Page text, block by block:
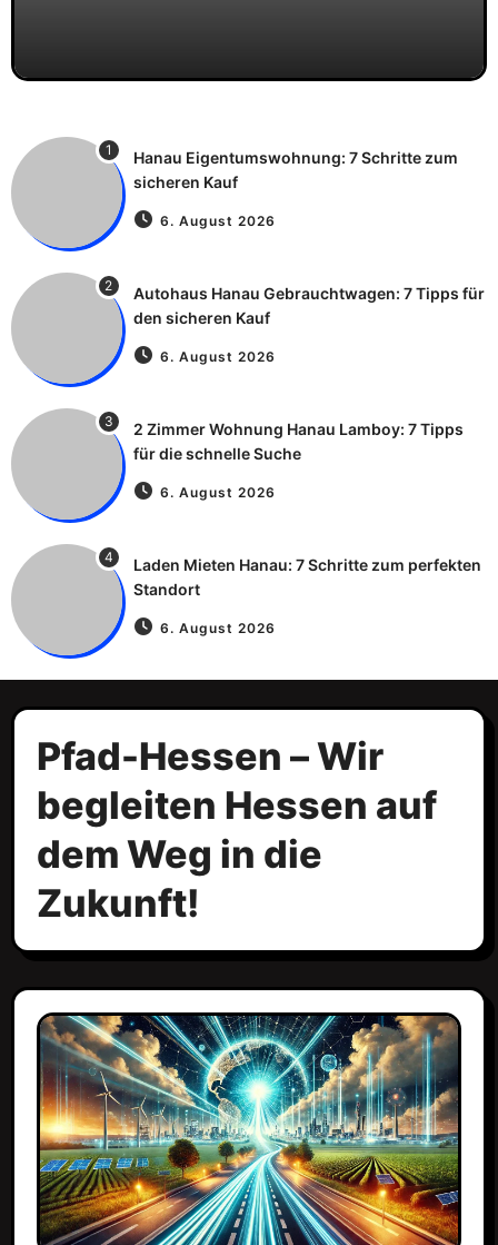
1
Hanau Eigentumswohnung: 7 Schritte zum
sicheren Kauf
6. August 2026
2
Autohaus Hanau Gebrauchtwagen: 7 Tipps für
den sicheren Kauf
6. August 2026
3
2 Zimmer Wohnung Hanau Lamboy: 7 Tipps
für die schnelle Suche
6. August 2026
4
Laden Mieten Hanau: 7 Schritte zum perfekten
Standort
6. August 2026
Pfad-Hessen – Wir
begleiten Hessen auf
dem Weg in die
Zukunft!